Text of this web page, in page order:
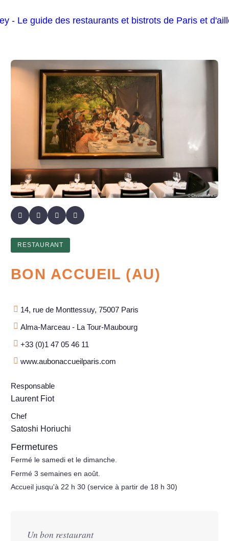
RESTAURANT
BON ACCUEIL (AU)
14, rue de Monttessuy, 75007 Paris
Alma-Marceau - La Tour-Maubourg
+33 (0)1 47 05 46 11
www.aubonaccueilparis.com
Responsable
Laurent Fiot
Chef
Satoshi Horiuchi
Fermetures
Fermé le samedi et le dimanche.
Fermé 3 semaines en août.
Accueil jusqu'à 22 h 30 (service à partir de 18 h 30)
Un bon restaurant